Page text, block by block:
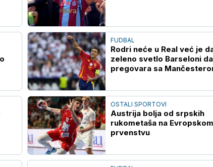
FUDBAL
Rodri neće u Real već je
zeleno svetlo Barseloni da
pregovara sa
OSTALI SPORTOVI
Austrija bolja od srpskih
rukometaša na Evropskom
prvenstvu